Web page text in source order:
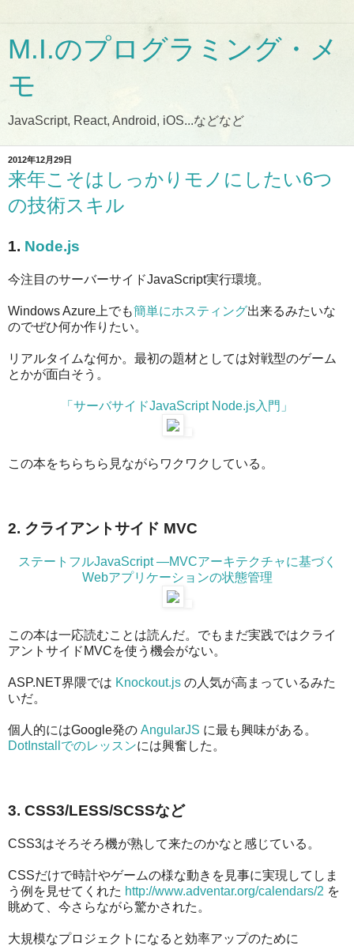
M.I.のプログラミング・メ
モ
JavaScript, React, Android, iOS...などなど
2012年12月29日
来年こそはしっかりモノにしたい6つ
の技術スキル
1. Node.js
今注目のサーバーサイドJavaScript実行環境。
Windows Azure上でも簡単にホスティング出来るみたいな
のでぜひ何か作りたい。
リアルタイムな何か。最初の題材としては対戦型のゲーム
とかが面白そう。
「サーバサイドJavaScript Node.js入門」
この本をちらちら見ながらワクワクしている。
2. クライアントサイド MVC
ステートフルJavaScript ―MVCアーキテクチャに基づく
Webアプリケーションの状態管理
この本は一応読むことは読んだ。でもまだ実践ではクライ
アントサイドMVCを使う機会がない。
ASP.NET界隈では Knockout.js の人気が高まっているみた
いだ。
個人的にはGoogle発の AngularJS に最も興味がある。
DotInstallでのレッスンには興奮した。
3. CSS3/LESS/SCSSなど
CSS3はそろそろ機が熟して来たのかなと感じている。
CSSだけで時計やゲームの様な動きを見事に実現してしま
う例を見せてくれた http://www.adventar.org/calendars/2 を
眺めて、今さらながら驚かされた。
大規模なプロジェクトになると効率アップのために